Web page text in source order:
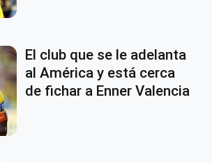
El club que se le adelanta
al América y está cerca
de fichar a Enner Valencia